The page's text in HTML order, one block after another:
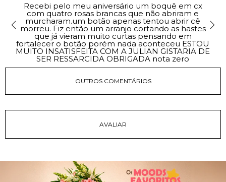
Recebi pelo meu aniversário um boquê em cx
com quatro rosas brancas que não abriram e
murcharam.um botão apenas tentou abrir cê
morreu. Fiz então um arranjo cortando as hastes
que já vieram muito curtas pensando em
fortalecer o botão porém nada aconteceu ESTOU
MUITO INSATISFEITA COM A JULIAN GISTARIA DE
SER RESSARCIDA OBRIGADA nota zero
OUTROS COMENTÁRIOS